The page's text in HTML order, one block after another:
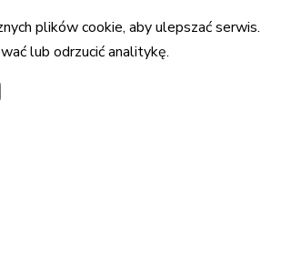
plików cookie, aby ulepszać serwis.
lub odrzucić analitykę.